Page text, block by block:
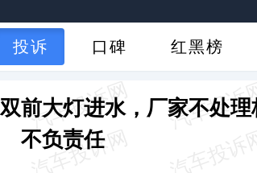
投诉 口碑 红黑榜
前大灯进水，厂家不处
不负责任